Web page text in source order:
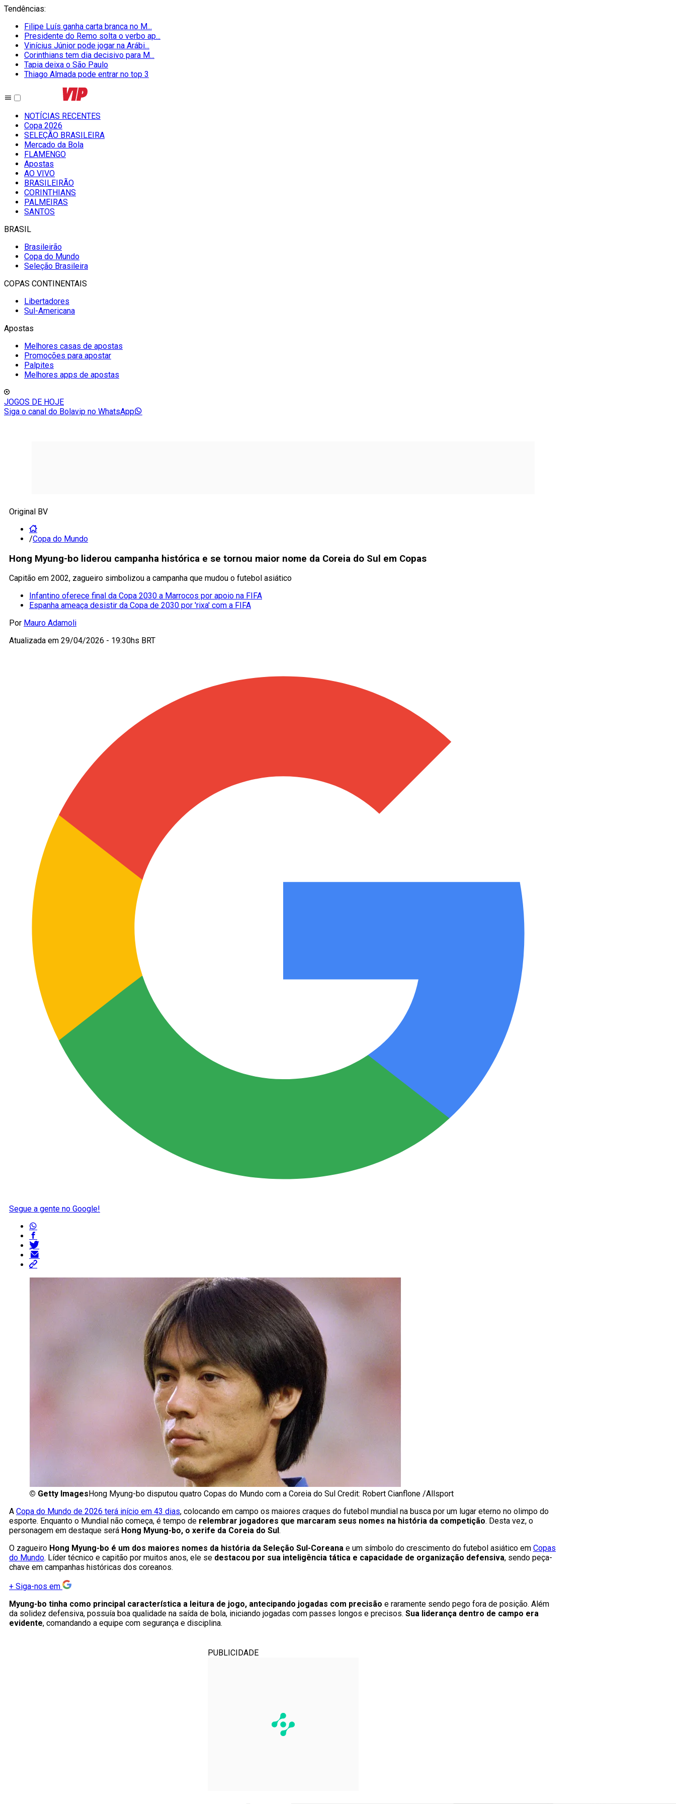
Tendências:
Filipe Luís ganha carta branca no M...
Presidente do Remo solta o verbo ap...
Vinícius Júnior pode jogar na Arábi...
Corinthians tem dia decisivo para M...
Tapia deixa o São Paulo
Thiago Almada pode entrar no top 3
NOTÍCIAS RECENTES
Copa 2026
SELEÇÃO BRASILEIRA
Mercado da Bola
FLAMENGO
Apostas
AO VIVO
BRASILEIRÃO
CORINTHIANS
PALMEIRAS
SANTOS
BRASIL
Brasileirão
Copa do Mundo
Seleção Brasileira
COPAS CONTINENTAIS
Libertadores
Sul-Americana
Apostas
Melhores casas de apostas
Promoções para apostar
Palpites
Melhores apps de apostas
JOGOS DE HOJE
Siga o canal do Bolavip no WhatsApp
Original BV
/Copa do Mundo
Hong Myung-bo liderou campanha histórica e se tornou maior nome da Coreia do Sul em Copas
Capitão em 2002, zagueiro simbolizou a campanha que mudou o futebol asiático
Infantino oferece final da Copa 2030 a Marrocos por apoio na FIFA
Espanha ameaça desistir da Copa de 2030 por 'rixa' com a FIFA
Por Mauro Adamoli
Atualizada em 29/04/2026 - 19:30hs BRT
Segue a gente no Google!
© Getty Images Hong Myung-bo disputou quatro Copas do Mundo com a Coreia do Sul Credit: Robert Cianflone /Allsport
A Copa do Mundo de 2026 terá início em 43 dias, colocando em campo os maiores craques do futebol mundial na busca por um lugar eterno no olimpo do
esporte. Enquanto o Mundial não começa, é tempo de relembrar jogadores que marcaram seus nomes na história da competição. Desta vez, o
personagem em destaque será Hong Myung-bo, o xerife da Coreia do Sul .
O zagueiro Hong Myung-bo é um dos maiores nomes da história da Seleção Sul-Coreana e um símbolo do crescimento do futebol asiático em Copas
do Mundo. Líder técnico e capitão por muitos anos, ele se destacou por sua inteligência tática e capacidade de organização defensiva, sendo peça-
chave em campanhas históricas dos coreanos.
+ Siga-nos em
Myung-bo tinha como principal característica a leitura de jogo, antecipando jogadas com precisão e raramente sendo pego fora de posição. Além
da solidez defensiva, possuía boa qualidade na saída de bola, iniciando jogadas com passes longos e precisos. Sua liderança dentro de campo era
evidente, comandando a equipe com segurança e disciplina.
PUBLICIDADE